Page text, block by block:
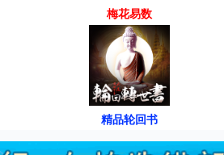
梅花易数
精品轮回书